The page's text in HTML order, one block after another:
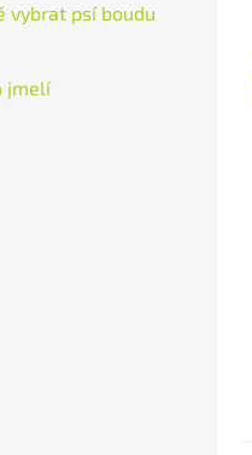
vybrat psí boudu
jmelí